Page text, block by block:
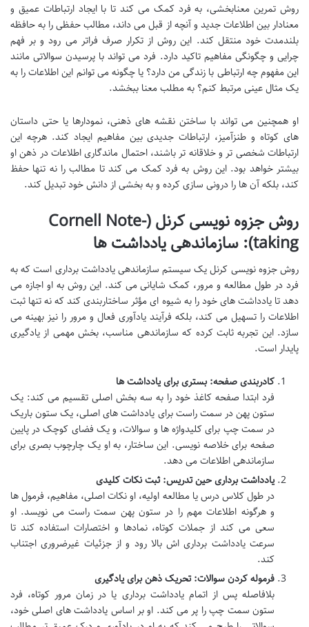
روش تمرین معنابخشی، به فرد کمک می کند تا با ایجاد ارتباطات عمیق و
معنادار بین اطلاعات جدید و آنچه از قبل می داند، مطالب حفظی را به حافظه
بلندمدت خود منتقل کند. این روش از تکرار صرف فراتر می رود و بر فهم
چرایی و چگونگی مفاهیم تاکید دارد. فرد می تواند با پرسیدن سوالاتی مانند
این مفهوم چه ارتباطی با زندگی من دارد؟ یا چگونه می توانم این اطلاعات را به
یک مثال عینی مرتبط کنم؟ به مطلب معنا ببخشد.
او همچنین می تواند با ساختن نقشه های ذهنی، نمودارها یا حتی داستان
های کوتاه و طنزآمیز، ارتباطات جدیدی بین مفاهیم ایجاد کند. هرچه این
ارتباطات شخصی تر و خلاقانه تر باشند، احتمال ماندگاری اطلاعات در ذهن او
بیشتر خواهد بود. این روش به فرد کمک می کند تا مطالب را نه تنها حفظ
کند، بلکه آن ها را درونی سازی کرده و به بخشی از دانش خود تبدیل کند.
روش جزوه نویسی کرنل (Cornell Note-
taking): سازماندهی یادداشت ها
روش جزوه نویسی کرنل یک سیستم سازماندهی یادداشت برداری است که به
فرد در طول مطالعه و مرور، کمک شایانی می کند. این روش به او اجازه می
دهد تا یادداشت های خود را به شیوه ای مؤثر ساختاربندی کند که نه تنها ثبت
اطلاعات را تسهیل می کند، بلکه فرآیند یادآوری فعال و مرور را نیز بهینه می
سازد. این تجربه ثابت کرده که سازماندهی مناسب، بخش مهمی از یادگیری
پایدار است.
کادربندی صفحه: بستری برای یادداشت ها
فرد ابتدا صفحه کاغذ خود را به سه بخش اصلی تقسیم می کند: یک
ستون پهن در سمت راست برای یادداشت های اصلی، یک ستون باریک
در سمت چپ برای کلیدواژه ها و سوالات، و یک فضای کوچک در پایین
صفحه برای خلاصه نویسی. این ساختار، به او یک چارچوب بصری برای
سازماندهی اطلاعات می دهد.
یادداشت برداری حین تدریس: ثبت نکات کلیدی
در طول کلاس درس یا مطالعه اولیه، او نکات اصلی، مفاهیم، فرمول ها
و هرگونه اطلاعات مهم را در ستون پهن سمت راست می نویسد. او
سعی می کند از جملات کوتاه، نمادها و اختصارات استفاده کند تا
سرعت یادداشت برداری اش بالا رود و از جزئیات غیرضروری اجتناب
کند.
فرموله کردن سوالات: تحریک ذهن برای یادگیری
بلافاصله پس از اتمام یادداشت برداری یا در زمان مرور کوتاه، فرد
ستون سمت چپ را پر می کند. او بر اساس یادداشت های اصلی خود،